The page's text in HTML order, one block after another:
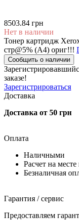
8503.84 грн
Нет в наличии
Тонер картридж
стр@5% (А4) ориг!!!
Сообщить о наличии
заказе!
Зарегистрироваться
Доставка
Доставка от 50 грн
Оплата
Наличными
Расчет на
Безналичная
Гарантия / сервис
Предоставляем